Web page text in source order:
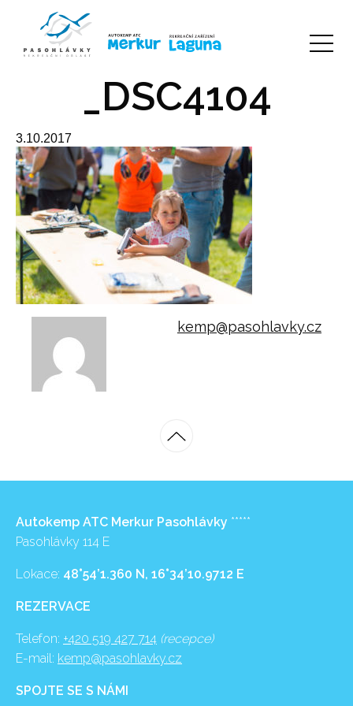
_DSC4104
3.10.2017
kemp@pasohlavky.cz
Autokemp ATC Merkur Pasohlávky *****
Pasohlávky 114 E
Lokace: 48°54’1.360 N, 16°34’10.9712 E
REZERVACE
Telefon: +420 519 427 714 (recepce)
E-mail: kemp@pasohlavky.cz
SPOJTE SE S NÁMI